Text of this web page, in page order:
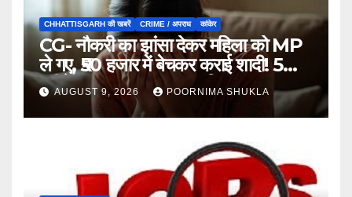
CHHATTISGARH की खबरें CRIME / अपराध कांकेर
CG- नौकरी का झांसा देकर महिला को MP
ले गए, ₹50 हजार में बेचकर कराई शादी! 5
महीने बाद खुला पूरा राज, 3 गिरफ्तार…
AUGUST 9, 2026 POORNIMA SHUKLA